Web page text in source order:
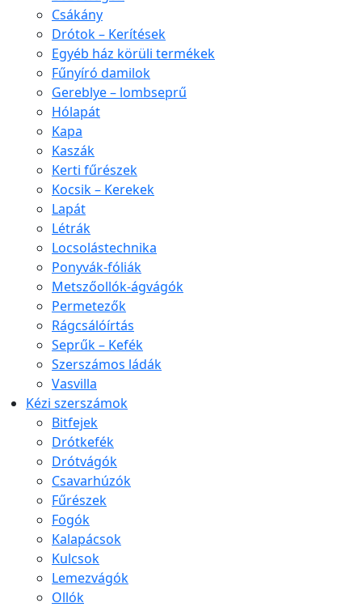
Csákány
Drótok – Kerítések
Egyéb ház körüli termékek
Fűnyíró damilok
Gereblye – lombseprű
Hólapát
Kapa
Kaszák
Kerti fűrészek
Kocsik – Kerekek
Lapát
Létrák
Locsolástechnika
Ponyvák-fóliák
Metszőollók-ágvágók
Permetezők
Rágcsálóírtás
Seprűk – Kefék
Szerszámos ládák
Vasvilla
Kézi szerszámok
Bitfejek
Drótkefék
Drótvágók
Csavarhúzók
Fűrészek
Fogók
Kalapácsok
Kulcsok
Lemezvágók
Ollók